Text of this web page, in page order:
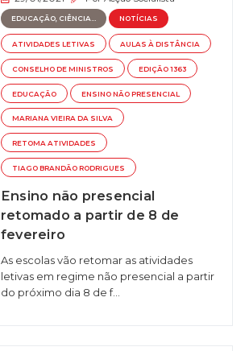
EDUCAÇÃO, CIÊNCIA... NOTÍCIAS
ATIVIDADES LETIVAS AULAS À DISTÂNCIA
CONSELHO DE MINISTROS EDIÇÃO 1363
EDUCAÇÃO ENSINO NÃO PRESENCIAL
MARIANA VIEIRA DA SILVA
RETOMA ATIVIDADES
TIAGO BRANDÃO RODRIGUES
Ensino não presencial
retomado a partir de 8 de
fevereiro
As escolas vão retomar as atividades
letivas em regime não presencial a partir
do próximo dia 8 de f...